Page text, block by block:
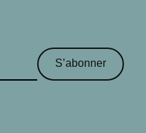
S’abonner